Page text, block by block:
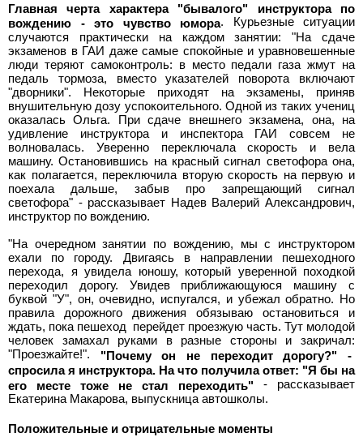
Главная черта характера "бывалого" инструктора по
вождению - это чувство юмора. Курьезные ситуации
случаются практически на каждом занятии: "На сдаче
экзаменов в ГАИ даже самые спокойные и уравновешенные
люди теряют самоконтроль: в место педали газа жмут на
педаль тормоза, вместо указателей поворота включают
"дворники". Некоторые приходят на экзамены, приняв
внушительную дозу успокоительного. Одной из таких учениц
оказалась Ольга. При сдаче внешнего экзамена, она, на
удивление инструктора и инспектора ГАИ совсем не
волновалась. Уверенно переключала скорость и вела
машину. Остановившись на красный сигнал светофора она,
как полагается, переключила вторую скорость на первую и
поехала дальше, забыв про запрещающий сигнал
светофора" - рассказывает Надев Валерий Александрович,
инструктор по вождению.
"На очередном занятии по вождению, мы с инструктором
ехали по городу. Двигаясь в направлении пешеходного
перехода, я увидела юношу, который уверенной походкой
переходил дорогу. Увидев приближающуюся машину с
буквой "У", он, очевидно, испугался, и убежал обратно. Но
правила дорожного движения обязываю остановиться и
ждать, пока пешеход перейдет проезжую часть. Тут молодой
человек замахал руками в разные стороны и закричал:
"Проезжайте!". "Почему он не переходит дорогу?" -
спросила я инструктора. На что получила ответ: "Я бы на
его месте тоже не стал переходить" - рассказывает
Екатерина Макарова, выпускница автошколы.
Положительные и отрицательные моменты